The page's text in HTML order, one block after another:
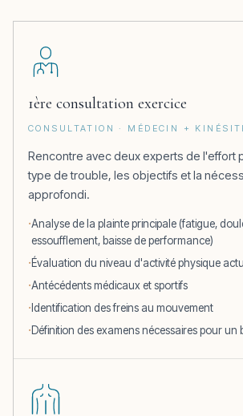
1ère consultation exercice
CONSULTATION · MÉDECIN +
Rencontre avec deux experts de l'effort
type de trouble, les objectifs et la
approfondi.
Analyse de la plainte principale (fatigue,
essoufflement, baisse de performance)
Évaluation du niveau d'activité physique
Antécédents médicaux et sportifs
Identification des freins au mouvement
Définition des examens nécessaires pour un